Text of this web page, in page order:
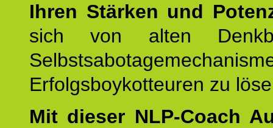
Ihren Stärken und
sich von alten
Erfolgsboykotteuren zu
Mit dieser NLP-Coach